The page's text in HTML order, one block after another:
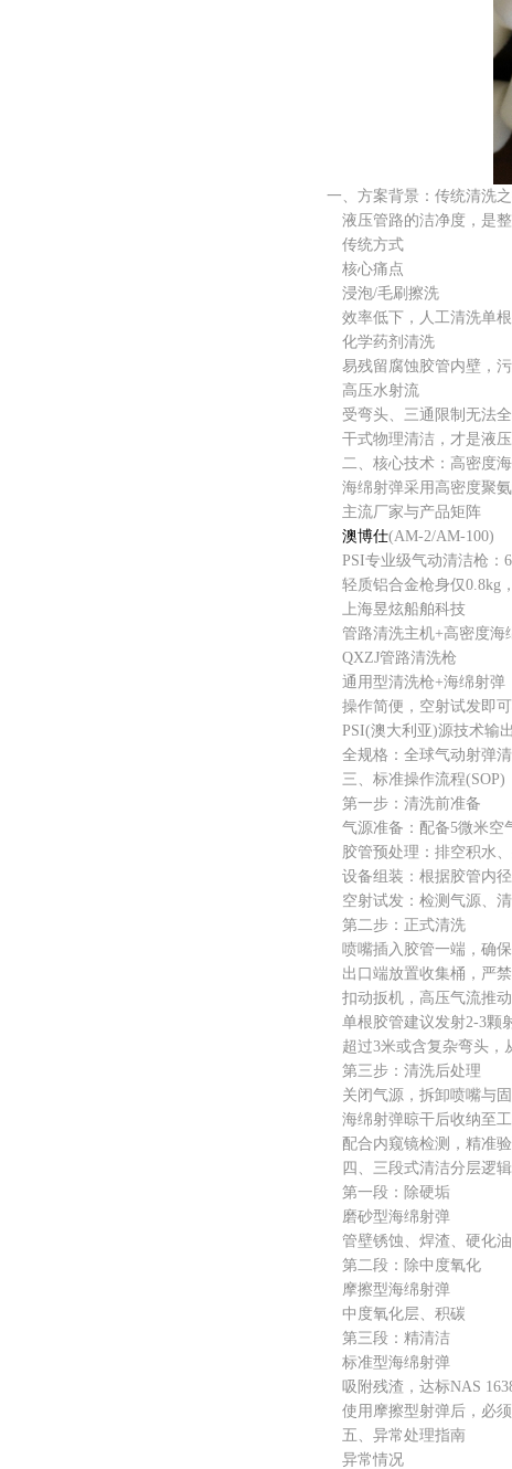
一、方案背景：传统清洗
液压管路的洁净度，是整
传统方式
核心痛点
浸泡/毛刷擦洗
效率低下，人工清洗单根1
化学药剂清洗
易残留腐蚀胶管内壁，污
高压水射流
受弯头、三通限制无法全
干式物理清洁，才是液压
二、核心技术：高密度海
海绵射弹采用高密度聚氨
主流厂家与产品矩阵
澳博仕(AM-2/AM-100)
PSI专业级气动清洁枪：
轻质铝合金枪身仅0.8kg，
上海昱炫船舶科技
管路清洗主机+高密度海
QXZJ管路清洗枪
通用型清洗枪+海绵射弹
操作简便，空射试发即可
PSI(澳大利亚)源技术输出
全规格：全球气动射弹清
三、标准操作流程(SOP)
第一步：清洗前准备
气源准备：配备5微米空气
胶管预处理：排空积水、
设备组装：根据胶管内径
空射试发：检测气源、清
第二步：正式清洗
喷嘴插入胶管一端，确保
出口端放置收集桶，严禁
扣动扳机，高压气流推动
单根胶管建议发射2-3颗
超过3米或含复杂弯头，
第三步：清洗后处理
关闭气源，拆卸喷嘴与固
海绵射弹晾干后收纳至工
配合内窥镜检测，精准验
四、三段式清洁分层逻辑
第一段：除硬垢
磨砂型海绵射弹
管壁锈蚀、焊渣、硬化
第二段：除中度氧化
摩擦型海绵射弹
中度氧化层、积碳
第三段：精清洁
标准型海绵射弹
吸附残渣，达标NAS
使用摩擦型射弹后，必须
五、异常处理指南
异常情况